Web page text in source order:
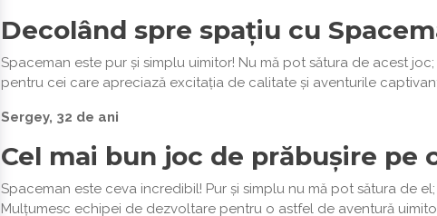
Decolând spre spațiu cu
Spaceman este pur și simplu uimitor! Nu mă pot sătura de acest
pentru cei care apreciază excitația de calitate și aventurile
Sergey, 32 de ani
Cel mai bun joc de prăbușire pe
Spaceman este ceva incredibil! Pur și simplu nu mă pot sătura de
Mulțumesc echipei de dezvoltare pentru o astfel de aventură